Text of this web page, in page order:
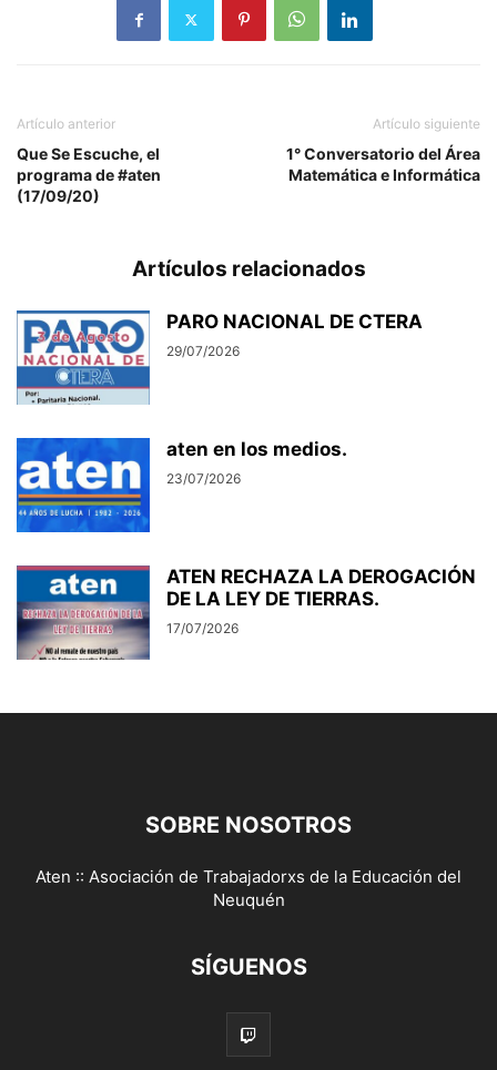
Artículo anterior
Que Se Escuche, el
programa de #aten
(17/09/20)
Artículo siguiente
1° Conversatorio del Área
Matemática e Informática
Artículos relacionados
PARO NACIONAL DE CTERA
29/07/2026
aten en los medios.
23/07/2026
ATEN RECHAZA LA DEROGACIÓN
DE LA LEY DE TIERRAS.
17/07/2026
SOBRE NOSOTROS
Aten :: Asociación de Trabajadorxs de la Educación del
Neuquén
SÍGUENOS